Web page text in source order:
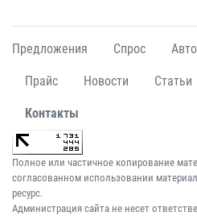
Предложения Спрос Авто
Прайс Новости Статьи
Контакты
Полное или частичное копирование
согласованном использовании
ресурс.
Администрация сайта не несет